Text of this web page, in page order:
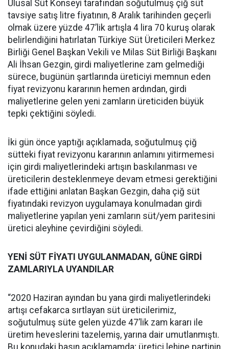
Ulusal Süt Konseyi tarafından soğutulmuş çiğ süt
tavsiye satış litre fiyatının, 8 Aralık tarihinden geçerli
olmak üzere yüzde 47’lik artışla 4 lira 70 kuruş olarak
belirlendiğini hatırlatan Türkiye Süt Üreticileri Merkez
Birliği Genel Başkan Vekili ve Milas Süt Birliği Başkanı
Ali İhsan Gezgin, girdi maliyetlerine zam gelmediği
sürece, bugünün şartlarında üreticiyi memnun eden
fiyat revizyonu kararının hemen ardından, girdi
maliyetlerine gelen yeni zamların üreticiden büyük
tepki çektiğini söyledi.
İki gün önce yaptığı açıklamada, soğutulmuş çiğ
sütteki fiyat revizyonu kararının anlamını yitirmemesi
için girdi maliyetlerindeki artışın baskılanması ve
üreticilerin desteklenmeye devam etmesi gerektiğini
ifade ettiğini anlatan Başkan Gezgin, daha çiğ süt
fiyatındaki revizyon uygulamaya konulmadan girdi
maliyetlerine yapılan yeni zamların süt/yem paritesini
üretici aleyhine çevirdiğini söyledi.
YENİ SÜT FİYATI UYGULANMADAN, GÜNE GİRDİ
ZAMLARIYLA UYANDILAR
“2020 Haziran ayından bu yana girdi maliyetlerindeki
artışı cefakarca sırtlayan süt üreticilerimiz,
soğutulmuş süte gelen yüzde 47’lik zam kararı ile
üretim heveslerini tazelemiş, yarına dair umutlanmıştı.
Bu konudaki basın açıklamamda; üretici lehine partinin